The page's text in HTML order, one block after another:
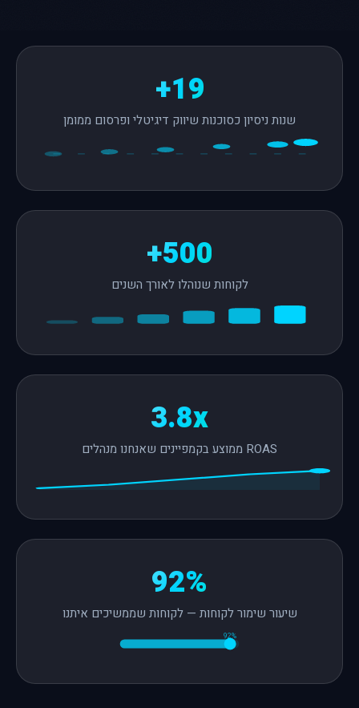
19+
שנות ניסיון כסוכנות שיווק דיגיטלי ופרסום ממומן
500+
לקוחות שנוהלו לאורך השנים
3.8x
ROAS ממוצע בקמפיינים שאנחנו מנהלים
92%
שיעור שימור לקוחות — לקוחות שממשיכים איתנו
92%